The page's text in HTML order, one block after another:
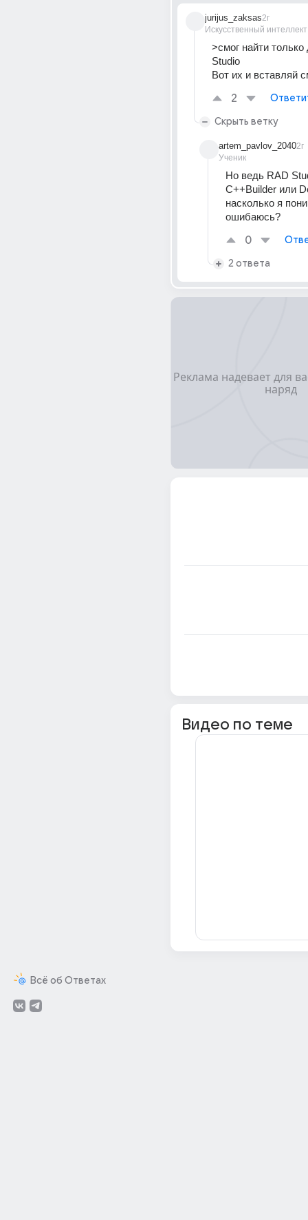
Всё об Ответах
jurijus_zaksas
Искусственный интеллект
2г
>смог найти
Studio
Вот их и вставляй
2
Скрыть ветку
artem_pavlov_2040
Ученик
2г
Но ведь RAD
C++Builder или
насколько я
ошибаюсь?
0
2 ответа
Видео по теме